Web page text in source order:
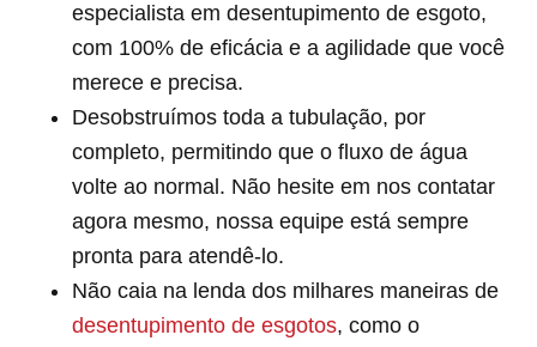
especialista em desentupimento de esgoto,
com 100% de eficácia e a agilidade que você
merece e precisa.
Desobstruímos toda a tubulação, por
completo, permitindo que o fluxo de água
volte ao normal. Não hesite em nos contatar
agora mesmo, nossa equipe está sempre
pronta para atendê-lo.
Não caia na lenda dos milhares maneiras de
desentupimento de esgotos, como o